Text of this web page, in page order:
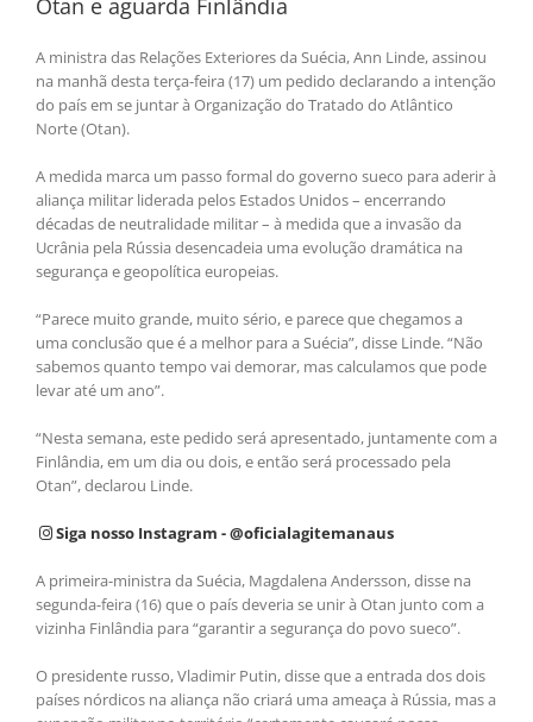
A ministra das Relações Exteriores da Suécia, Ann Linde, assinou
na manhã desta terça-feira (17) um pedido declarando a intenção
do país em se juntar à Organização do Tratado do Atlântico
Norte (Otan).
A medida marca um passo formal do governo sueco para aderir à
aliança militar liderada pelos Estados Unidos – encerrando
décadas de neutralidade militar – à medida que a invasão da
Ucrânia pela Rússia desencadeia uma evolução dramática na
segurança e geopolítica europeias.
“Parece muito grande, muito sério, e parece que chegamos a
uma conclusão que é a melhor para a Suécia”, disse Linde. “Não
sabemos quanto tempo vai demorar, mas calculamos que pode
levar até um ano”.
“Nesta semana, este pedido será apresentado, juntamente com a
Finlândia, em um dia ou dois, e então será processado pela
Otan”, declarou Linde.
Siga nosso Instagram - @oficialagitemanaus
A primeira-ministra da Suécia, Magdalena Andersson, disse na
segunda-feira (16) que o país deveria se unir à Otan junto com a
vizinha Finlândia para “garantir a segurança do povo sueco”.
O presidente russo, Vladimir Putin, disse que a entrada dos dois
países nórdicos na aliança não criará uma ameaça à Rússia, mas a